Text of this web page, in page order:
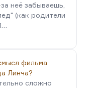
неё забываешь,
(как родители
фильма
Линча?
сложно